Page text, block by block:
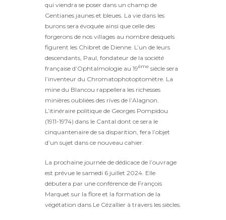
qui viendra se poser dans un champ de
Gentianes jaunes et bleues. La vie dans les
burons sera évoquée ainsi que celle des
forgerons de nos villages au nombre desquels
figurent les Chibret de Dienne. L’un de leurs
descendants, Paul, fondateur de la société
française d’Ophtalmologie au 19ème siècle sera
l’inventeur du Chromatophotoptomètre. La
mine du Blancou rappellera les richesses
minières oubliées des rives de l’Alagnon.
L’itinéraire politique de Georges Pompidou
(1911-1974) dans le Cantal dont ce sera le
cinquantenaire de sa disparition, fera l’objet
d’un sujet dans ce nouveau cahier.
La prochaine journée de dédicace de l’ouvrage
est prévue le samedi 6 juillet 2024. Elle
débutera par une conférence de François
Marquet sur la flore et la formation de la
végétation dans Le Cézallier à travers les siècles.